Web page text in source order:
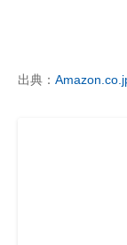
出典：